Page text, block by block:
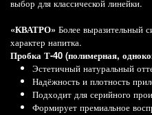
выбор для классической линейки.
«КВАТРО» Более выразительный
характер напитка.
Пробка Т-40 (полимерная,
Эстетичный натуральный
Надёжность и плотность
Подходит для серийного
Формирует премиальное